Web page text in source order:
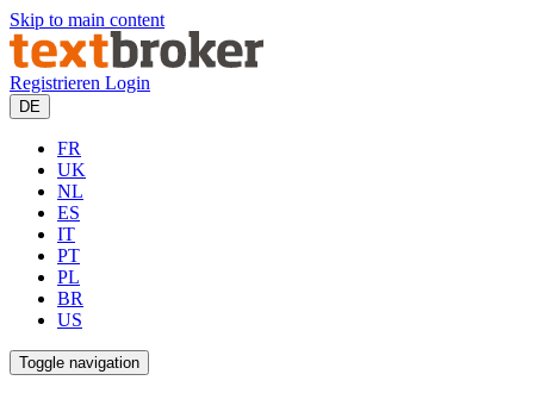
Skip to main content
Registrieren Login
DE
FR
UK
NL
ES
IT
PT
PL
BR
US
Toggle navigation